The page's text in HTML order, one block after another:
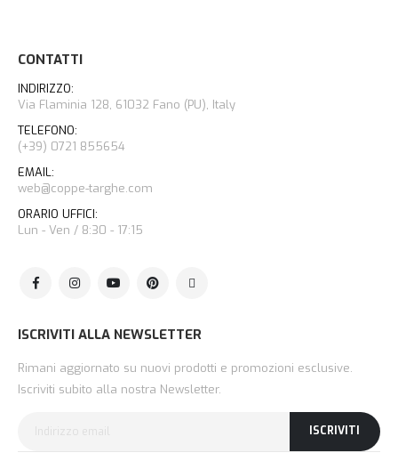
CONTATTI
INDIRIZZO:
Via Flaminia 128, 61032 Fano (PU), Italy
TELEFONO:
(+39) 0721 855654
EMAIL:
web@coppe-targhe.com
ORARIO UFFICI:
Lun - Ven / 8:30 - 17:15
ISCRIVITI ALLA NEWSLETTER
Rimani aggiornato su nuovi prodotti e promozioni esclusive.
Iscriviti subito alla nostra Newsletter.
ISCRIVITI